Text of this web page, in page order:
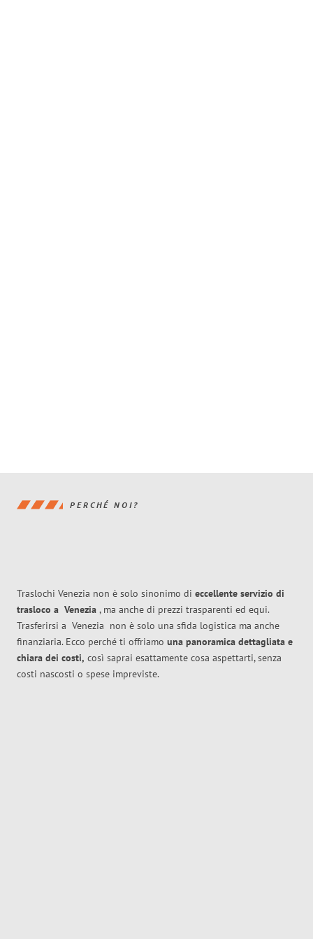
PERCHÉ NOI?
Traslochi Venezia non è solo sinonimo di eccellente servizio di
trasloco a Venezia , ma anche di prezzi trasparenti ed equi.
Trasferirsi a Venezia non è solo una sfida logistica ma anche
finanziaria. Ecco perché ti offriamo una panoramica dettagliata e
chiara dei costi, così saprai esattamente cosa aspettarti, senza
costi nascosti o spese impreviste.